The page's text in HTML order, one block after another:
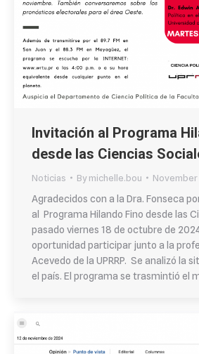
Invitación al Programa
desde las Ciencias
Noticias Bymichelle.bou
November
Agradecidos con a la Dra. Fonseca
al Programa Hilando Fino desde las
pasado viernes 18 de octubre de
oportunidad participar junto a la
Acevedo de la UPRRP. Se analizó la
el país. El programa se trasmintió el